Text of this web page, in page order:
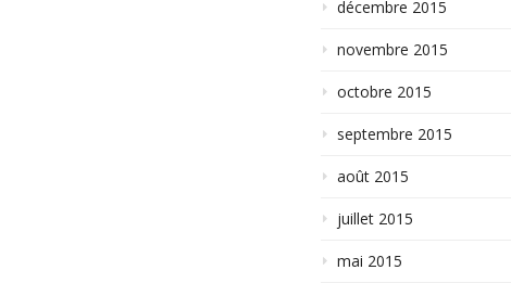
décembre 2015
novembre 2015
octobre 2015
septembre 2015
août 2015
juillet 2015
mai 2015